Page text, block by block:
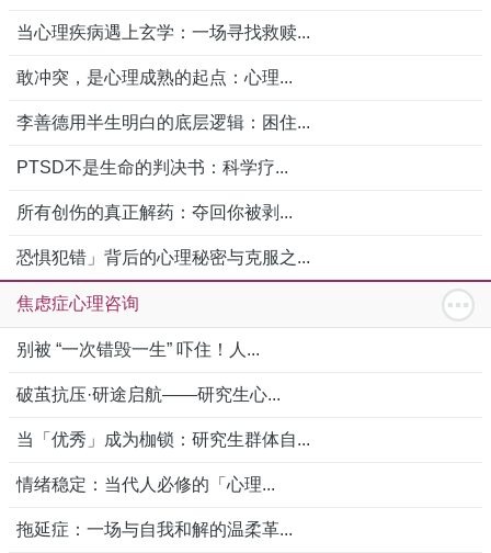
当心理疾病遇上玄学：一场寻找救赎...
敢冲突，是心理成熟的起点：心理...
李善德用半生明白的底层逻辑：困住...
PTSD不是生命的判决书：科学疗...
所有创伤的真正解药：夺回你被剥...
恐惧犯错」背后的心理秘密与克服之...
焦虑症心理咨询
别被 “一次错毁一生” 吓住！人...
破茧抗压·研途启航——研究生心...
当「优秀」成为枷锁：研究生群体自...
情绪稳定：当代人必修的「心理...
拖延症：一场与自我和解的温柔革...